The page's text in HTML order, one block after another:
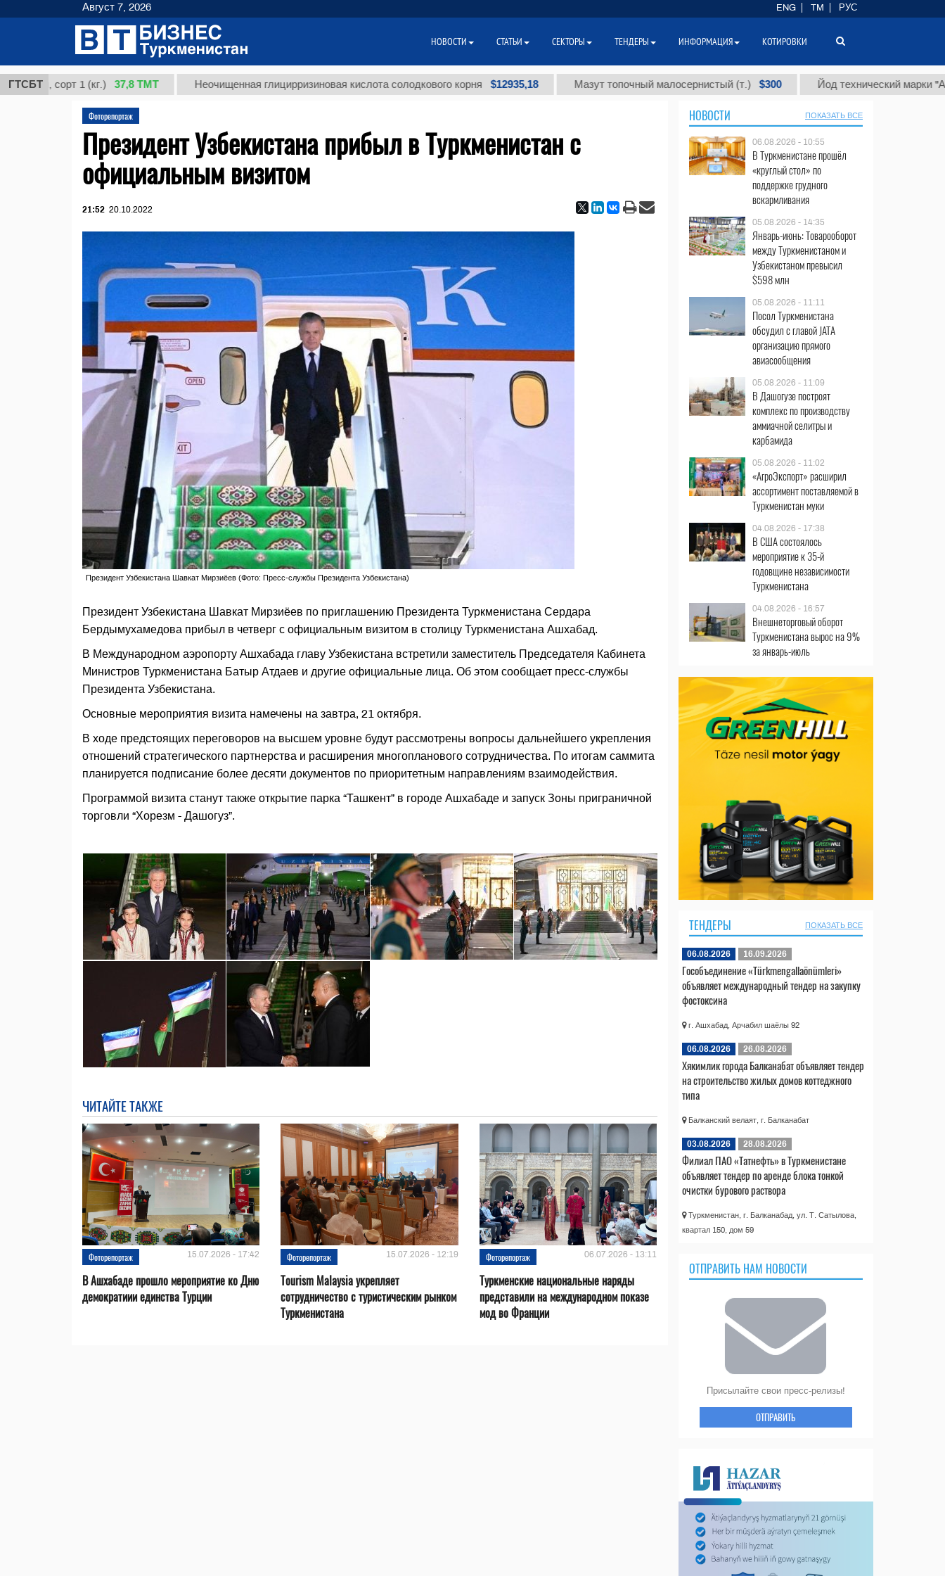
ГТСБТ
сорт 1 (кг.) 37,8 ТМТ Неочищенная глицирризиновая кислота солодкового корня $12935,18 Мазут топочный малосернистый (т.) $300 Йод технический марки "А" (т.)
Фоторепортаж
Президент Узбекистана прибыл в Туркменистан с
официальным визитом
21:52 20.10.2022
Президент Узбекистана Шавкат Мирзиёев (Фото: Пресс-службы Президента Узбекистана)
Президент Узбекистана Шавкат Мирзиёев по приглашению Президента Туркменистана Сердара
Бердымухамедова прибыл в четверг с официальным визитом в столицу Туркменистана Ашхабад.
В Международном аэропорту Ашхабада главу Узбекистана встретили заместитель Председателя Кабинета
Министров Туркменистана Батыр Атдаев и другие официальные лица. Об этом сообщает пресс-службы
Президента Узбекистана.
Основные мероприятия визита намечены на завтра, 21 октября.
В ходе предстоящих переговоров на высшем уровне будут рассмотрены вопросы дальнейшего укрепления
отношений стратегического партнерства и расширения многопланового сотрудничества. По итогам саммита
планируется подписание более десяти документов по приоритетным направлениям взаимодействия.
Программой визита станут также открытие парка “Ташкент” в городе Ашхабаде и запуск Зоны приграничной
торговли “Хорезм - Дашогуз”.
ЧИТАЙТЕ ТАКЖЕ
Фоторепортаж 15.07.2026 - 17:42
В Ашхабаде прошло мероприятие ко Дню
демократиии единства Турции
Фоторепортаж 15.07.2026 - 12:19
Tourism Malaysia укрепляет
сотрудничество с туристическим рынком
Туркменистана
Фоторепортаж 06.07.2026 - 13:11
Туркменские национальные наряды
представили на международном показе
мод во Франции
НОВОСТИ ПОКАЗАТЬ ВСЕ
06.08.2026 - 10:55
В Туркменистане прошёл
«круглый стол» по
поддержке грудного
вскармливания
05.08.2026 - 14:35
Январь-июнь: Товарооборот
между Туркменистаном и
Узбекистаном превысил
$598 млн
05.08.2026 - 11:11
Посол Туркменистана
обсудил с главой JATA
организацию прямого
авиасообщения
05.08.2026 - 11:09
В Дашогузе построят
комплекс по производству
аммиачной селитры и
карбамида
05.08.2026 - 11:02
«АгроЭкспорт» расширил
ассортимент поставляемой в
Туркменистан муки
04.08.2026 - 17:38
В США состоялось
мероприятие к 35-й
годовщине независимости
Туркменистана
04.08.2026 - 16:57
Внешнеторговый оборот
Туркменистана вырос на 9%
за январь-июль
ТЕНДЕРЫ ПОКАЗАТЬ ВСЕ
06.08.2026 16.09.2026
Гособъединение «Türkmengallaönümleri»
объявляет международный тендер на закупку
фостоксина
г. Ашхабад, Арчабил шаёлы 92
06.08.2026 26.08.2026
Хякимлик города Балканабат объявляет тендер
на строительство жилых домов коттеджного
типа
Балканский велаят, г. Балканабат
03.08.2026 28.08.2026
Филиал ПАО «Татнефть» в Туркменистане
объявляет тендер по аренде блока тонкой
очистки бурового раствора
Туркменистан, г. Балканабад, ул. Т. Сатылова,
квартал 150, дом 59
ОТПРАВИТЬ НАМ НОВОСТИ
Присылайте свои пресс-релизы!
ОТПРАВИТЬ
Август 7, 2026 ENG TM РУС
НОВОСТИ СТАТЬИ СЕКТОРЫ ТЕНДЕРЫ ИНФОРМАЦИЯ КОТИРОВКИ